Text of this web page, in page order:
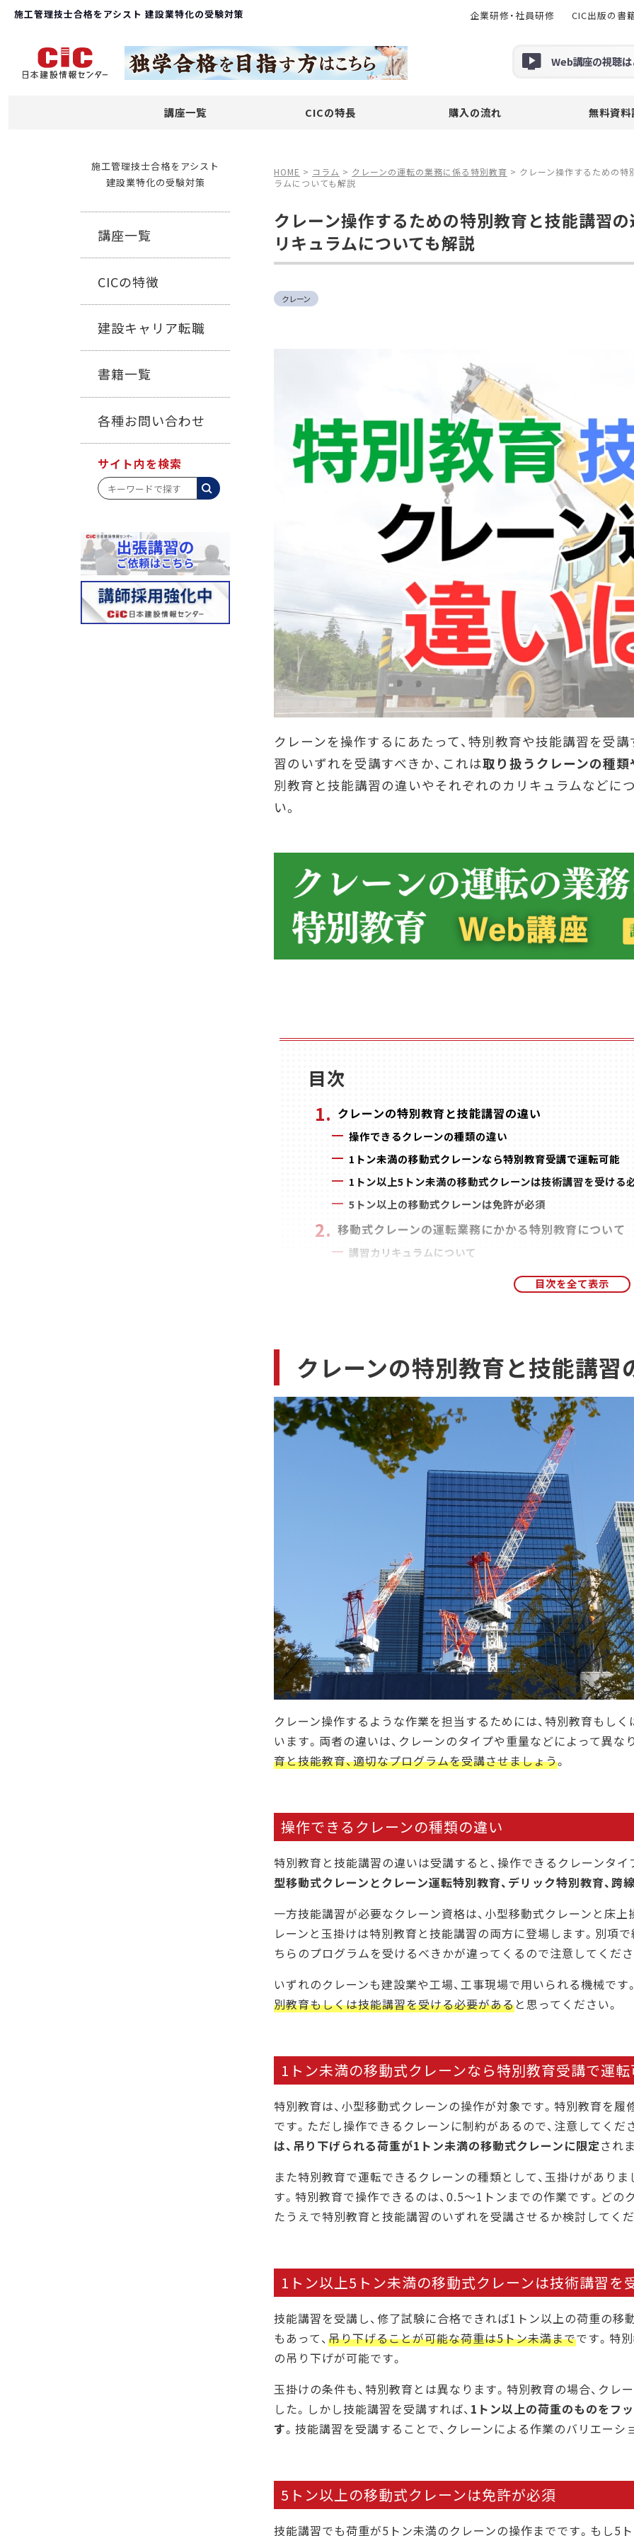
Web講座の視聴
講座一覧 CICの特長 購入の流れ 無料資料
施工管理技士合格をアシスト 建設業特化の受験対策 企業研修・社員研修 CIC出版の書
施工管理技士合格をアシスト
建設業特化の受験対策
講座一覧
CICの特徴
建設キャリア転職
書籍一覧
各種お問い合わせ
サイト内を検索
HOME > コラム > クレーンの運転の業務に係る特別教育 > クレーン操作するための特
ラムについても解説
クレーン操作するための特別教育と技能講習
リキュラムについても解説
クレーン
クレーンを操作するにあたって、特別教育や技能講習を受
習のいずれを受講すべきか、これは取り扱うクレーンの種
別教育と技能講習の違いやそれぞれのカリキュラムなどに
い。
目次
クレーンの特別教育と技能講習の違い
操作できるクレーンの種類の違い
1トン未満の移動式クレーンなら特別教育受講で運転可能
1トン以上5トン未満の移動式クレーンは技術講習を受ける
5トン以上の移動式クレーンは免許が必須
移動式クレーンの運転業務にかかる特別教育について
講習カリキュラムについて
科目免除のための条件
まとめ
クレーンの特別教育と技能講習
クレーン操作するような作業を担当するためには、特別教育もし
います。両者の違いは、クレーンのタイプや重量などによって異な
育と技能教育、適切なプログラムを受講させましょう。
操作できるクレーンの種類の違い
特別教育と技能講習の違いは受講すると、操作できるクレーンタ
型移動式クレーンとクレーン運転特別教育、デリック特別教育、跨
一方技能講習が必要なクレーン資格は、小型移動式クレーンと床
レーンと玉掛けは特別教育と技能講習の両方に登場します。別項
ちらのプログラムを受けるべきかが違ってくるので注意してくだ
いずれのクレーンも建設業や工場、工事現場で用いられる機械です
別教育もしくは技能講習を受ける必要があると思ってください。
1トン未満の移動式クレーンなら特別教育受講で運
特別教育は、小型移動式クレーンの操作が対象です。特別教育を
です。ただし操作できるクレーンに制約があるので、注意してくだ
は、吊り下げられる荷重が1トン未満の移動式クレーンに限定され
また特別教育で運転できるクレーンの種類として、玉掛けがあり
す。特別教育で操作できるのは、0.5～1トンまでの作業です。どの
たうえで特別教育と技能講習のいずれを受講させるか検討してく
1トン以上5トン未満の移動式クレーンは技術講習を
技能講習を受講し、修了試験に合格できれば1トン以上の荷重の移
もあって、吊り下げることが可能な荷重は5トン未満までです。特
の吊り下げが可能です。
玉掛けの条件も、特別教育とは異なります。特別教育の場合、ク
した。しかし技能講習を受講すれば、 1トン以上の荷重のものをフ
す。技能講習を受講することで、クレーンによる作業のバリエーシ
5トン以上の移動式クレーンは免許が必須
技能講習でも荷重が5トン未満のクレーンの操作までです。もし5